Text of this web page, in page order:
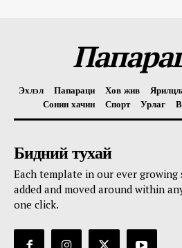
Эхлэл Папараци Хов жив
Сонин хачин
Спорт Урлаг
Бидний тухай
Each template in our ever growing
added and moved around within
one click.